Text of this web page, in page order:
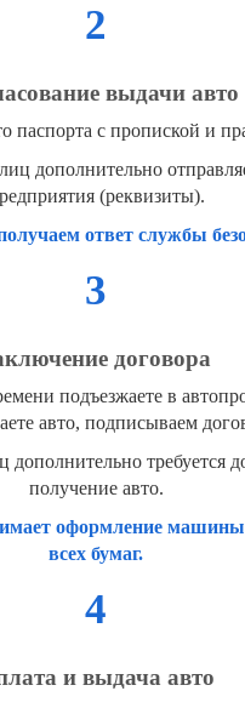
2
выдачи авто
паспорта с пропиской и
дополнительно
(реквизиты).
ответ службы
3
договора
подъезжаете в
авто, подписываем
требуется
получение авто.
оформление машины
всех бумаг.
4
и выдача авто